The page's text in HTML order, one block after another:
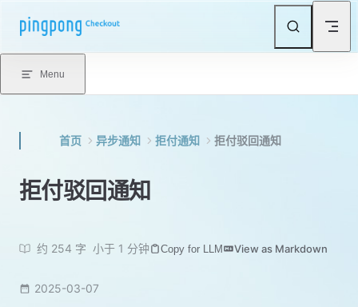
Skip to content
Menu
首页 异步通知 拒付通知 拒付驳回通知
拒付驳回通知
约 254 字 小于 1 分钟 Copy for LLM View as Markdown
2025-03-07